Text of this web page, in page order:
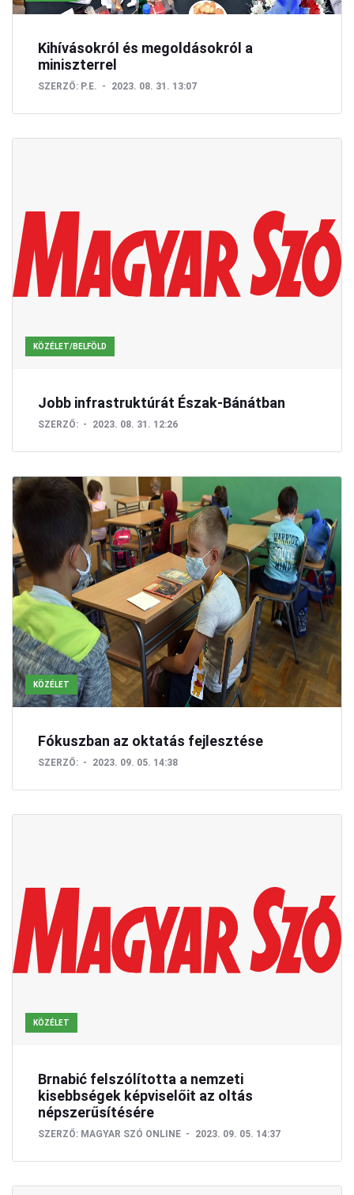
Kihívásokról és megoldásokról a
miniszterrel
SZERZŐ: P.E. 2023. 08. 31. 13:07
KÖZÉLET/BELFÖLD
Jobb infrastruktúrát Észak-Bánátban
SZERZŐ: 2023. 08. 31. 12:26
KÖZÉLET
Fókuszban az oktatás fejlesztése
SZERZŐ: 2023. 09. 05. 14:38
KÖZÉLET
Brnabić felszólította a nemzeti
kisebbségek képviselőit az oltás
népszerűsítésére
SZERZŐ: MAGYAR SZÓ ONLINE 2023. 09. 05. 14:37